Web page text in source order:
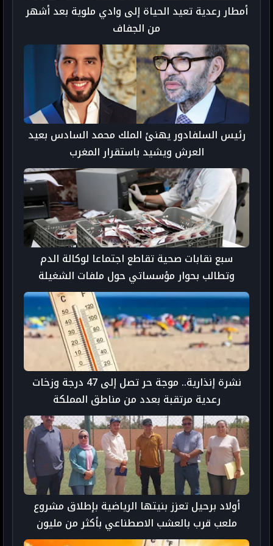
أمطار رعدية تعيد الحياة إلى وادي ملوية بعد أشهر
من الجفاف
رئيس السلفادور يهنئ الملك محمد السادس بعيد
العرش ويشيد باستقرار المغرب
سبع نقابات صحية تقاطع اجتماعا لوكالة الدم
وتطالب بحوار مؤسساتي حول ملفات الشغيلة
نشرة إنذارية.. موجة حر تصل إلى 47 درجة وزخات
رعدية مرتقبة بعدد من مناطق المملكة
أولاد برحيل تعزز بنيتها الرياضية بإطلاق مشروع
ملعب قرب بالعشب الاصطناعي بأكثر من مليون
درهم